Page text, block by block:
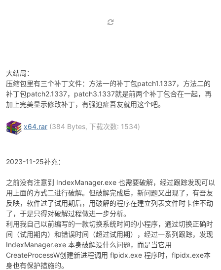
大结局：
压缩包里有三个补丁文件：方法一的补丁包patch1.1337，方法二的
补丁包patch2.1337，patch3.1337就是前两个补丁包合在一起，再
加上完美显示修改补丁，有强迫症吾友就用这个吧。
x64.rar (384 Bytes, 下载次数: 1534)
2023-11-25补充：
之前没有注意到 IndexManager.exe 也需要破解，经过跟踪发现可以
用上面的方式二进行破解。但破解完成后，新问题又出现了，有吾友
反映，软件过了试用期后，用破解的程序在建立列表文件时卡住不动
了，于是只得对破解过程做进一步分析。
利用我自己以前编写的一款切换系统时间的小程序，通过切换正确时
间（试用期内）和错误时间（超过试用期），经过一系列跟踪，发现
IndexManager.exe 本身破解没什么问题，而是当它用
CreateProcessW创建新进程调用 flpidx.exe 程序时，flpidx.exe本
身也有保护措施的。